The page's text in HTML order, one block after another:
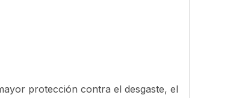
protección contra el desgaste, el